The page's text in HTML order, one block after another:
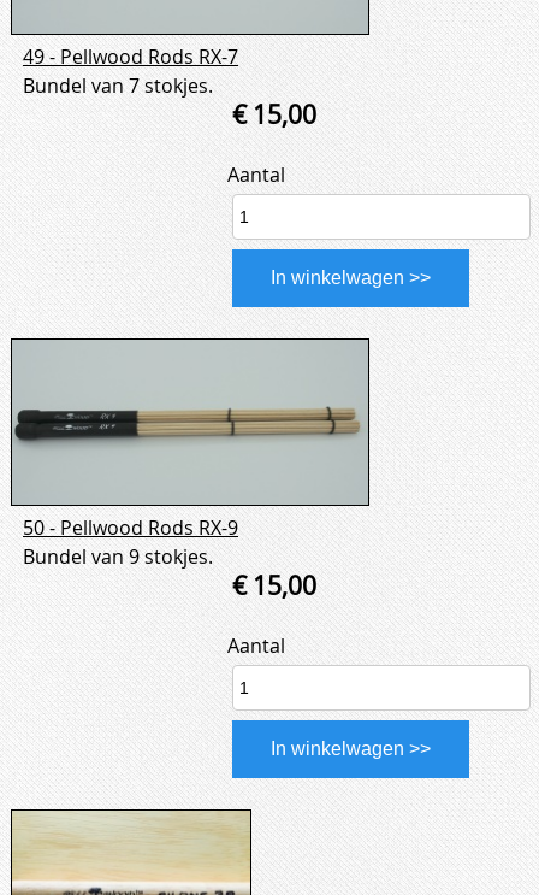
49 - Pellwood Rods RX-7
Bundel van 7 stokjes.
€ 15,00
Aantal
50 - Pellwood Rods RX-9
Bundel van 9 stokjes.
€ 15,00
Aantal